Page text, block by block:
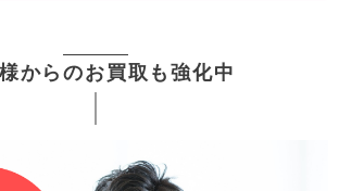
からのお買取も強化中